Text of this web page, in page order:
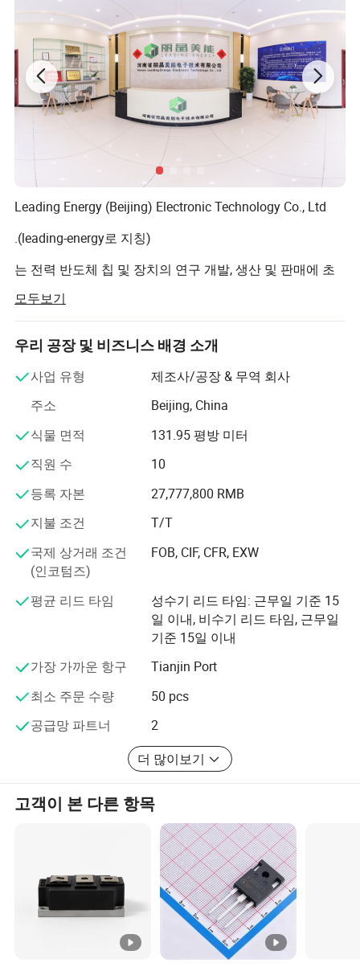
Leading Energy (Beijing) Electronic Technology Co., Ltd
.(leading-energy로 지칭)
는 전력 반도체 칩 및 장치의 연구 개발, 생산 및 판매에 초
이 기지는 2014년 7월 8일 베이징에 설립되었으며 등록 수
도는 2778만 위안입니다.
이 제품은 IGBT 칩, IGBT 고출력 모듈 및 이산 장치를 커버
하며
실리콘 카바이드 전력 장치 부문에서 노력하고 있습니다.
또한 이 회사는 모든
제품에 독립적인 지적 재산권을 보유하고 있으며 수많은
발명품 특허를 보유하고 있습니다.
Henan Leading Energy Electronic Technology Co., Ltd.의
2500평방미터 면적에 있습니다. 장치 패키징 및 테스트를
자체 제작 실험실을 통해 완벽한 테스트 및 실험 플랫폼을
독립 연구 및 생산 과정에서 이 회사는 샘플 처리를 위해 모
춤화할 수 있도록 지원합니다
모두보기
우리 공장 및 비즈니스 배경 소개
사업 유형
제조사/공장 & 무역 회사
주소
Beijing, China
식물 면적
131.95 평방 미터
직원 수
10
등록 자본
27,777,800 RMB
지불 조건
T/T
국제 상거래 조건
(인코텀즈)
FOB, CIF, CFR, EXW
평균 리드 타임
성수기 리드 타임: 근무일 기준 15
일 이내, 비수기 리드 타임, 근무일
기준 15일 이내
가장 가까운 항구
Tianjin Port
최소 주문 수량
50 pcs
공급망 파트너
2
더 많이보기
고객이 본 다른 항목